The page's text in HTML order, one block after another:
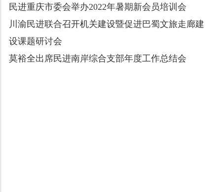
民进重庆市委会举办2022年暑期新会员培训会
川渝民进联合召开机关建设暨促进巴蜀文旅走廊建
设课题研讨会
莫裕全出席民进南岸综合支部年度工作总结会